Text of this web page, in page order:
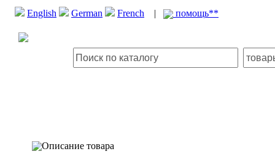
English German French | помощь**
Описание товара